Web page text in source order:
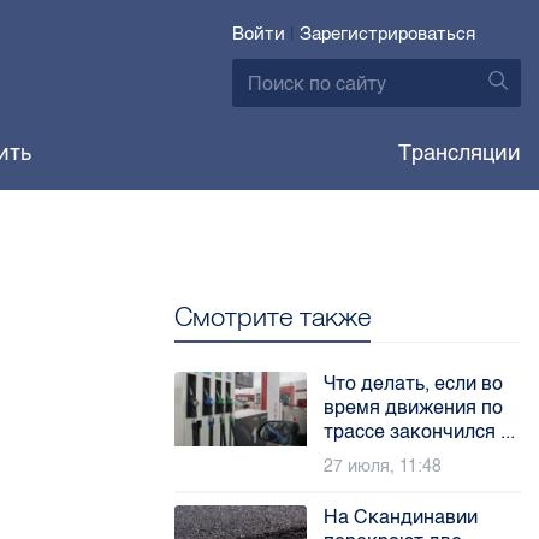
Войти | Зарегистрироваться
Трансляции
Смотрите также
Что делать, если во
время движения по
трассе закончился ...
27 июля, 11:48
На Скандинавии